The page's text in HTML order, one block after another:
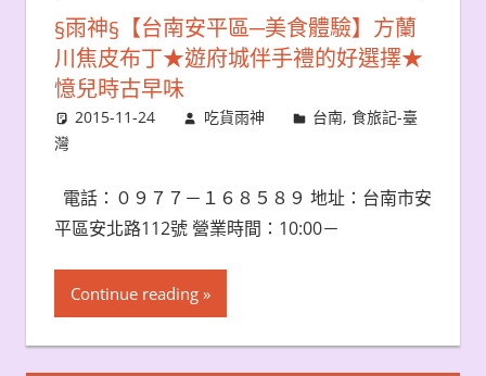
§雨神§【台南安平區─美食體驗】方蘭
川焦皮布丁★遊府城伴手禮的好選擇★
憶兒時古早味
2015-11-24 吃貨雨神 台南,食旅記-臺
灣
電話：０９７７－１６８５８９ 地址：台南市安
平區安北路112號 營業時間：10:00－
Continue reading